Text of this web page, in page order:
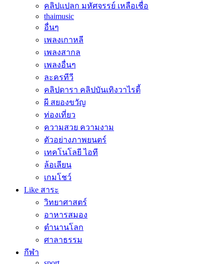
คลิปแปลก มหัศจรรย์ เหลือเชื่อ
thaimusic
อื่นๆ
เพลงเกาหลี
เพลงสากล
เพลงอื่นๆ
ละครทีวี
คลิปดารา คลิปบันเทิงวาไรตี้
ผี สยองขวัญ
ท่องเที่ยว
ความสวย ความงาม
ตัวอย่างภาพยนตร์
เทคโนโลยี ไอที
ล้อเลียน
เกมโชว์
Like สาระ
วิทยาศาสตร์
อาหารสมอง
ตำนานโลก
ศาลาธรรม
กีฬา